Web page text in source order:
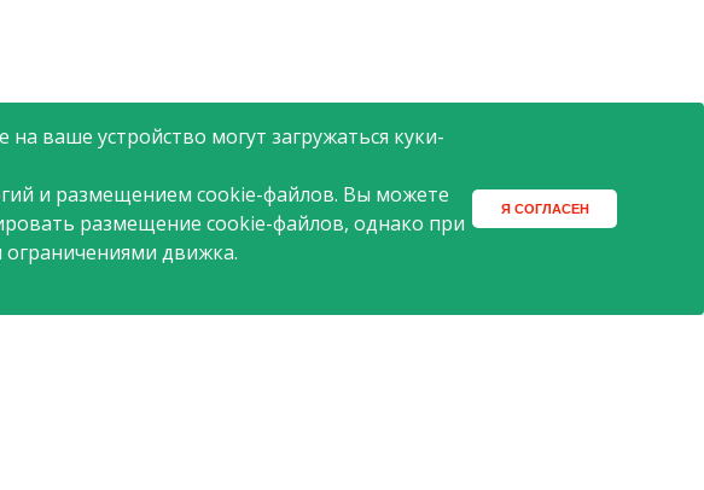
ваше устройство могут загружаться куки-
и размещением cookie-файлов. Вы можете
размещение cookie-файлов, однако при
ограничениями движка.
Я СОГЛАСЕН